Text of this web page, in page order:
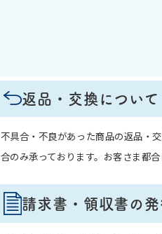
返品・交換について
不具合・不良があった商品の返品・
合のみ承っております。お客さま都
請求書・領収書の